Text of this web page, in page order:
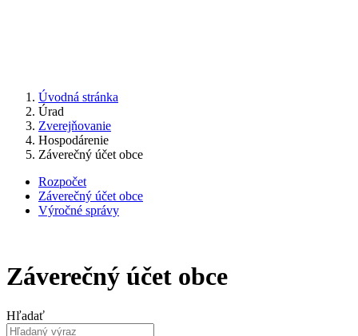
Úvodná stránka
Úrad
Zverejňovanie
Hospodárenie
Záverečný účet obce
Rozpočet
Záverečný účet obce
Výročné správy
Záverečný účet obce
Hľadať